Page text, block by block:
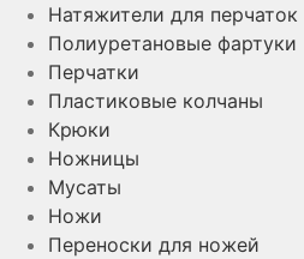
Натяжители для перчаток
Полиуретановые фартуки
Перчатки
Пластиковые колчаны
Крюки
Ножницы
Мусаты
Ножи
Переноски для ножей